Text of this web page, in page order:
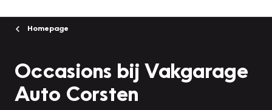
Homepage
Occasions bij Vakgarage
Auto Corsten